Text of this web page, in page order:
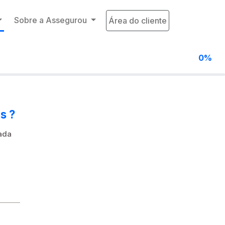
Sobre a Assegurou Área do cliente
0%
?